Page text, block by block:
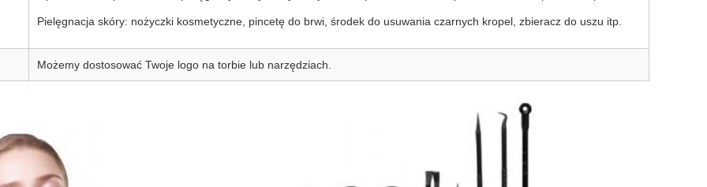
Pielęgnacja skóry: nożyczki kosmetyczne, pincetę do brwi, środek do usuwania czarnych kropel, zbieracz do uszu itp.
Możemy dostosować Twoje logo na torbie lub narzędziach.